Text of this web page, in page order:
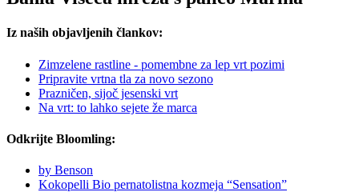
Iz naših objavljenih člankov:
Zimzelene rastline - pomembne za lep vrt pozimi
Pripravite vrtna tla za novo sezono
Prazničen, sijoč jesenski vrt
Na vrt: to lahko sejete že marca
Odkrijte Bloomling:
by Benson
Kokopelli Bio pernatolistna kozmeja “Sensation”